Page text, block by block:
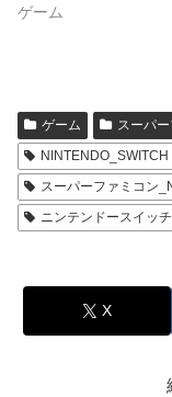
ゲーム
ゲーム スーパ
NINTENDO_SWITCH
スーパーファミコン
ニンテンドースイッチ
X